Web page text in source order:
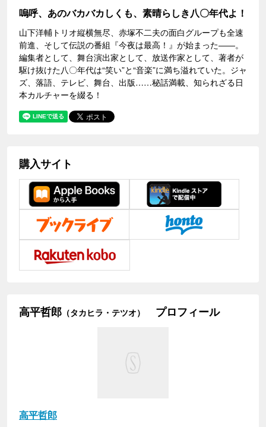
嗚呼、あのバカバカしくも、素晴らしき八〇年代よ！
山下洋輔トリオ縦横無尽、赤塚不二夫の面白グループも全速
前進、そして伝説の番組『今夜は最高！』が始まった――。
編集者として、舞台演出家として、放送作家として、著者が
駆け抜けた八〇年代は“笑い”と“音楽”に満ち溢れていた。ジャ
ズ、落語、テレビ、舞台、出版……秘話満載、知られざる日
本カルチャーを綴る！
購入サイト
高平哲郎 （タカヒラ・テツオ） プロフィール
高平哲郎